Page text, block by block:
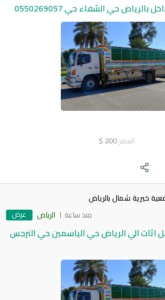
حي الشفاء حي 0550269057
السعر 200
$
خيرية شمال بالرياض
منذ ساعة
الرياض عرض
اثاث الي الرياض حي الياسمين حي النرجس